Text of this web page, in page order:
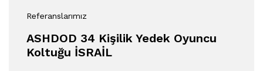
Referanslarımız
ASHDOD 34 Kişilik Yedek Oyuncu
Koltuğu İSRAİL